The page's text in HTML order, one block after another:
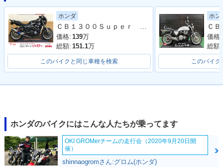
2018年 CB1100R
S・カラーチェンジ
S・新登場
ホンダ
価格: 139万
総額: 151.1万
このバイクと同じ車種を検索
ホン
価格:
総額:
このバイク
ホンダのバイクにはこんな人たちが乗ってます
OKI GROMerチームの走行会（2020年9月20日開
催）
shinnaogromさん:グロム(ホンダ)